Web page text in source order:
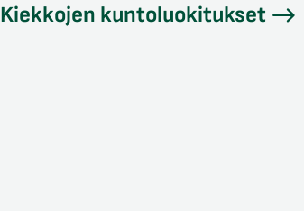
Kiekkojen kuntoluokitukset